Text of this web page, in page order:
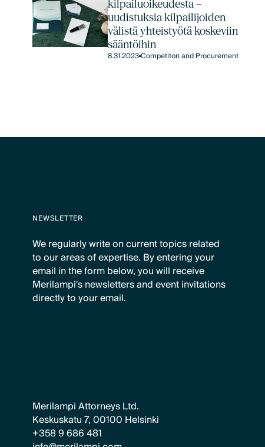
kilpailuoikeudesta –
uudistuksia kilpailijoiden
välistä yhteistyötä koskeviin
sääntöihin
8.31.2023Competiton and Procurement
NEWSLETTER
We regularly write on current topics related
to our areas of expertise. By entering your
email in the form below, you will receive
Merilampi's newsletters and event invitations
directly to your email.
Merilampi Attorneys Ltd.
Keskuskatu 7, 00100 Helsinki
+358 9 686 481